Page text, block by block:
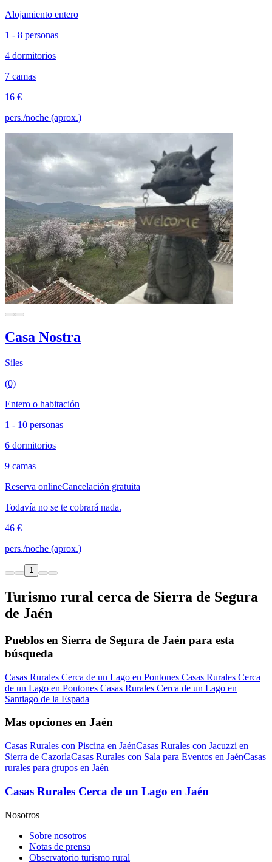
Alojamiento entero
1 - 8 personas
4 dormitorios
7 camas
16 €
pers./noche (aprox.)
Casa Nostra
Siles
(0)
Entero o habitación
1 - 10 personas
6 dormitorios
9 camas
Reserva onlineCancelación gratuita
Todavía no se te cobrará nada.
46 €
pers./noche (aprox.)
1
Turismo rural cerca de Sierra de Segura
de Jaén
Pueblos en Sierra de Segura de Jaén para esta
búsqueda
Casas Rurales Cerca de un Lago en Pontones Casas Rurales Cerca
de un Lago en Pontones Casas Rurales Cerca de un Lago en
Santiago de la Espada
Mas opciones en Jaén
Casas Rurales con Piscina en JaénCasas Rurales con Jacuzzi en
Sierra de CazorlaCasas Rurales con Sala para Eventos en JaénCasas
rurales para grupos en Jaén
Casas Rurales Cerca de un Lago en Jaén
Nosotros
Sobre nosotros
Notas de prensa
Observatorio turismo rural